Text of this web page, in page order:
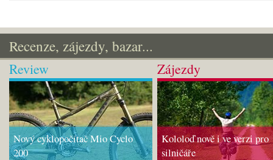
Recenze, zájezdy, bazar...
Review
Nový cyklopočítač Mio Cyclo
200
Zájezdy
Kololoď nově i ve verzi pro
silničáře